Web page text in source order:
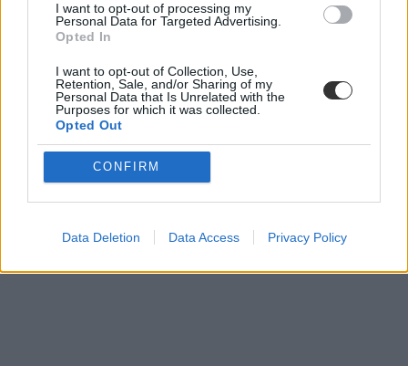
I want to opt-out of processing my
Personal Data for Targeted Advertising.
Opted In
I want to opt-out of Collection, Use,
Retention, Sale, and/or Sharing of my
Personal Data that Is Unrelated with the
Purposes for which it was collected.
Opted Out
CONFIRM
Data Deletion Data Access Privacy Policy